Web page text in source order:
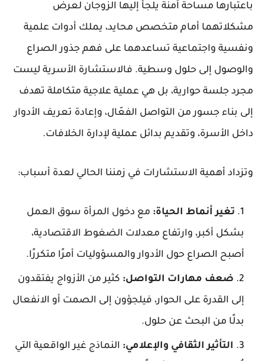
باعتبارها مساحة آمنة يلجأ إليها الزوجان لعرض
مشكلاتهما أمام متخصص محايد، يملك أدوات علمية
ونفسية واجتماعية تساعدهما على فهم جذور الصراع
والوصول إلى حلول وسطية. فالاستشارة الأسرية ليست
مجرد جلسة حوارية، بل هي عملية علاجية متكاملة تهدف
إلى بناء جسور من التواصل الفعّال، وإعادة تعريف الأدوار
داخل الأسرة، وتقديم بدائل عملية لإدارة الخلافات.
وتزداد أهمية الاستشارات في زمننا الحالي لعدة أسباب:
تغير أنماط الحياة: مع دخول المرأة سوق العمل
بشكل أكبر، وارتفاع معدلات الضغوط الاقتصادية،
أصبح الصراع حول الأدوار والمسؤوليات أمرًا متكررًا.
ضعف مهارات التواصل: كثير من الأزواج يفتقدون
إلى القدرة على الحوار، فيلجؤون إلى الصمت أو الانفعال
بدلًا من البحث عن حلول.
التأثير الثقافي والإعلامي: النماذج غير الواقعية التي